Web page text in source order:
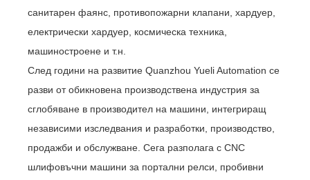
санитарен фаянс, противопожарни клапани, хардуер,
електрически хардуер, космическа техника,
машиностроене и т.н.
След години на развитие Quanzhou Yueli Automation се
разви от обикновена производствена индустрия за
сглобяване в производител на машини, интегриращ
независими изследвания и разработки, производство,
продажби и обслужване. Сега разполага с CNC
шлифовъчни машини за портални релси, пробивни